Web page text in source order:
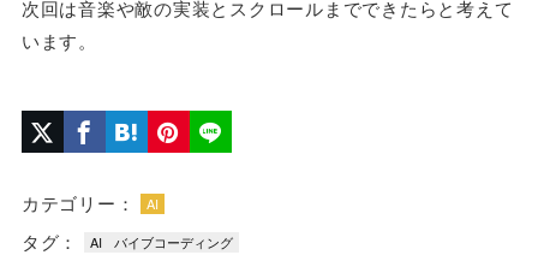
次回は音楽や敵の実装とスクロールまでできたらと考えて
います。
カテゴリー： AI
タグ： AI バイブコーディング